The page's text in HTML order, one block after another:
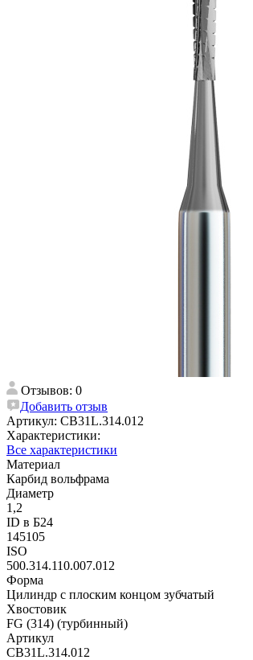
Отзывов: 0
Добавить отзыв
Артикул: CB31L.314.012
Характеристики:
Все характеристики
Материал
Карбид вольфрама
Диаметр
1,2
ID в Б24
145105
ISO
500.314.110.007.012
Форма
Цилиндр с плоским концом зубчатый
Хвостовик
FG (314) (турбинный)
Артикул
CB31L.314.012